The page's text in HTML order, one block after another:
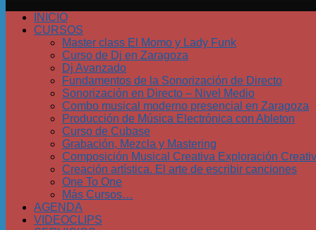
INICIO
CURSOS
Master class El Momo y Lady Funk
Curso de Dj en Zaragoza
Dj Avanzado
Fundamentos de la Sonorización de Directo
Sonorización en Directo – Nivel Medio
Combo musical moderno presencial en Zaragoza
Producción de Música Electrónica con Ableton
Curso de Cubase
Grabación, Mezcla y Mastering
Composición Musical Creativa Exploración
Creación artística. El arte de escribir canciones
One To One
Más Cursos…
AGENDA
VIDEOCLIPS